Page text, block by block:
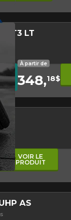
AT3 LT
homologué
Route
À partir de
348,18$
sonore
roulement
VOIR LE
PRODUIT
AS
cette dimension